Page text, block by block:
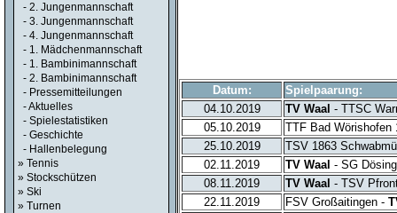
- 2. Jungenmannschaft
- 3. Jungenmannschaft
- 4. Jungenmannschaft
- 1. Mädchenmannschaft
- 1. Bambinimannschaft
- 2. Bambinimannschaft
- Pressemitteilungen
- Aktuelles
- Spielestatistiken
- Geschichte
- Hallenbelegung
» Tennis
» Stockschützen
» Ski
» Turnen
Datum:
Spielpaarung:
04.10.2019
TV Waal - TTSC
05.10.2019
TTF Bad
25.10.2019
TSV 1863
02.11.2019
TV Waal - SG
08.11.2019
TV Waal - TSV
22.11.2019
FSV Großaitingen -